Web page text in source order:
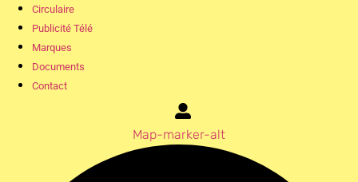
Circulaire
Publicité Télé
Marques
Documents
Contact
Map-marker-alt